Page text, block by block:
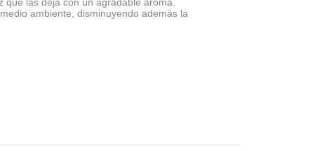
ambiente, disminuyendo además la